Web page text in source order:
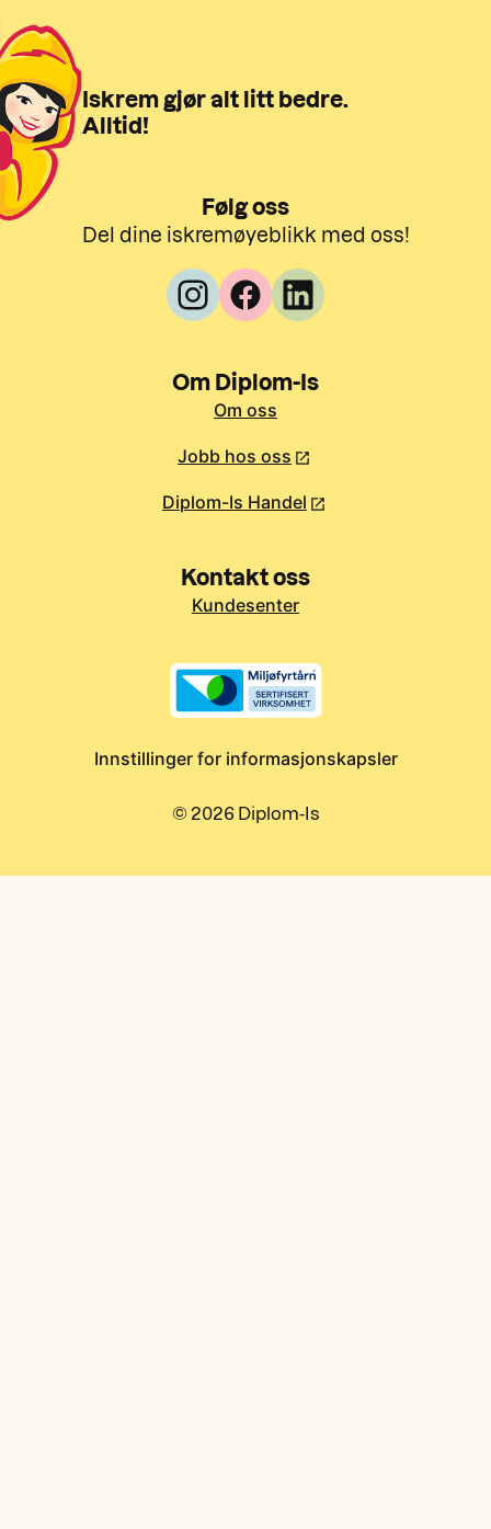
Iskrem gjør alt litt bedre.
Alltid!
Følg oss
Del dine iskremøyeblikk med oss!
Om Diplom-Is
Om oss
Jobb hos oss
Diplom-Is Handel
Kontakt oss
Kundesenter
Innstillinger for informasjonskapsler
©2026 Diplom-Is